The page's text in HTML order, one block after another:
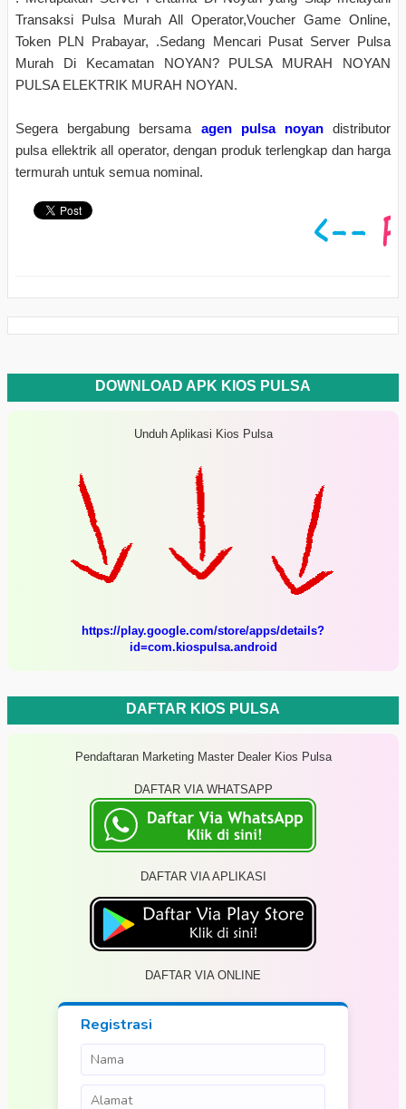
Transaksi Pulsa Murah All Operator,Voucher Game Online,
Token PLN Prabayar, .Sedang Mencari Pusat Server Pulsa
Murah Di Kecamatan NOYAN? PULSA MURAH NOYAN
PULSA ELEKTRIK MURAH NOYAN.
Segera bergabung bersama agen pulsa noyandistributor
pulsa ellektrik all operator, dengan produk terlengkap dan harga
termurah untuk semua nominal.
DOWNLOAD APK KIOS PULSA
Unduh Aplikasi Kios Pulsa
https://play.google.com/store/apps/details?
id=com.kiospulsa.android
DAFTAR KIOS PULSA
Pendaftaran Marketing Master Dealer Kios Pulsa
DAFTAR VIA WHATSAPP
DAFTAR VIA APLIKASI
DAFTAR VIA ONLINE